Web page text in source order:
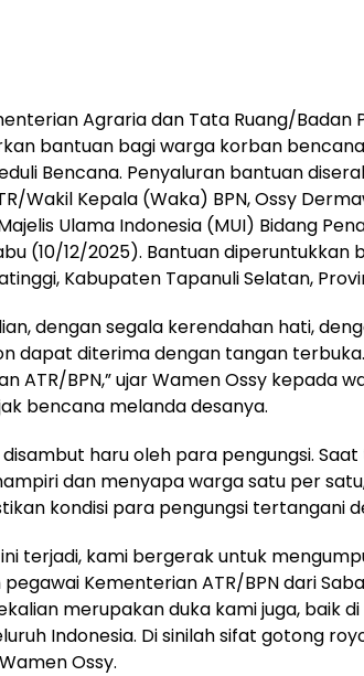
Agraria dan Tata Ruang/
bantuan bagi warga korban
Bencana. Penyaluran bantuan
Wakil Kepala (Waka) BPN, Ossy
Ulama Indonesia (MUI) Bidang
(10/12/2025). Bantuan diperuntukkan
Kabupaten Tapanuli Selatan,
dengan segala kerendahan hati,
dapat diterima dengan tangan
ATR/BPN,” ujar Wamen Ossy kepada
bencana melanda desanya.
haru oleh para pengungsi.
dan menyapa warga satu per
kondisi para pengungsi tertangani
terjadi, kami bergerak untuk
Kementerian ATR/BPN dari
merupakan duka kami juga, baik
Indonesia. Di sinilah sifat gotong
Ossy.